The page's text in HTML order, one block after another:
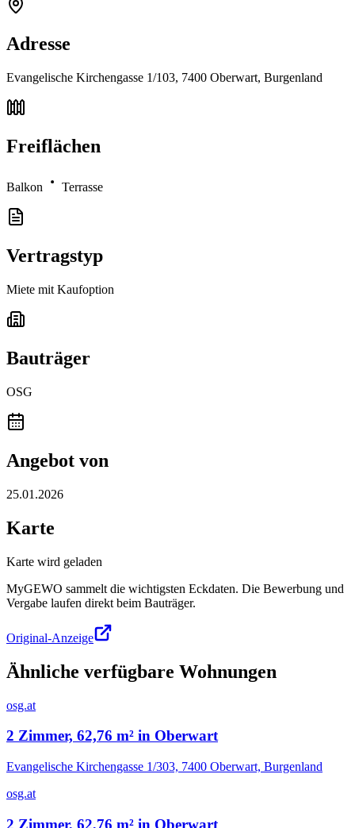
Adresse
Evangelische Kirchengasse 1/103, 7400 Oberwart, Burgenland
Freiflächen
Balkon Terrasse
Vertragstyp
Miete mit Kaufoption
Bauträger
OSG
Angebot von
25.01.2026
Karte
Karte wird geladen
MyGEWO sammelt die wichtigsten Eckdaten. Die Bewerbung und
Vergabe laufen direkt beim Bauträger.
Original-Anzeige
Ähnliche verfügbare Wohnungen
osg.at
2 Zimmer, 62,76 m² in Oberwart
Evangelische Kirchengasse 1/303, 7400 Oberwart, Burgenland
osg.at
2 Zimmer, 62,76 m² in Oberwart